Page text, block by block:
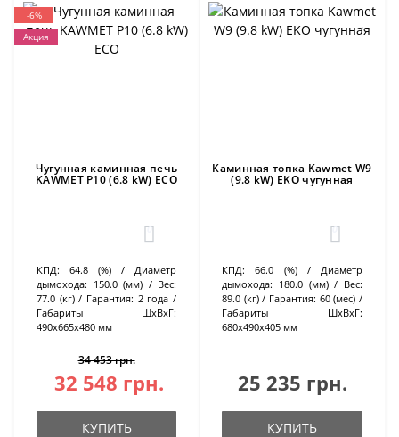
-6%
Акция
Чугунная каминная печь
KAWMET P10 (6.8 kW) ECO
0
КПД: 64.8 (%)
Диаметр
дымохода: 150.0 (мм)
Вес:
77.0 (кг)
Гарантия: 2 года
Габариты ШхВхГ:
490х665х480 мм
34 453 грн.
32 548 грн.
КУПИТЬ
Каминная топка Kawmet W9
(9.8 kW) EKO чугунная
0
КПД: 66.0 (%)
Диаметр
дымохода: 180.0 (мм)
Вес:
89.0 (кг)
Гарантия: 60 (мес)
Габариты ШхВхГ:
680х490х405 мм
25 235 грн.
КУПИТЬ